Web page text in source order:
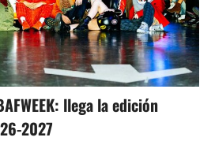
llega la edición
2027